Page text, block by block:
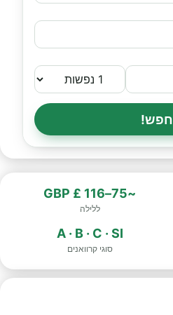
חפש!
~75–116 £ GBP
ללילה
A · B · C · SI
סוגי קרוואנים